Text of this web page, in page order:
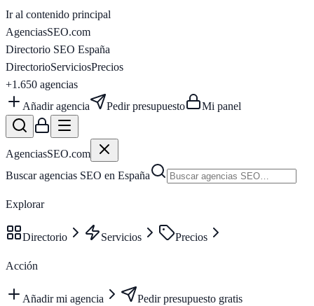
Ir al contenido principal
AgenciasSEO.com
Directorio SEO España
DirectorioServiciosPrecios
+1.650 agencias
Añadir agencia
Pedir presupuesto Mi panel
AgenciasSEO.com
Buscar agencias SEO en España
Explorar
Directorio Servicios Precios
Acción
Añadir mi agencia
Pedir presupuesto gratis